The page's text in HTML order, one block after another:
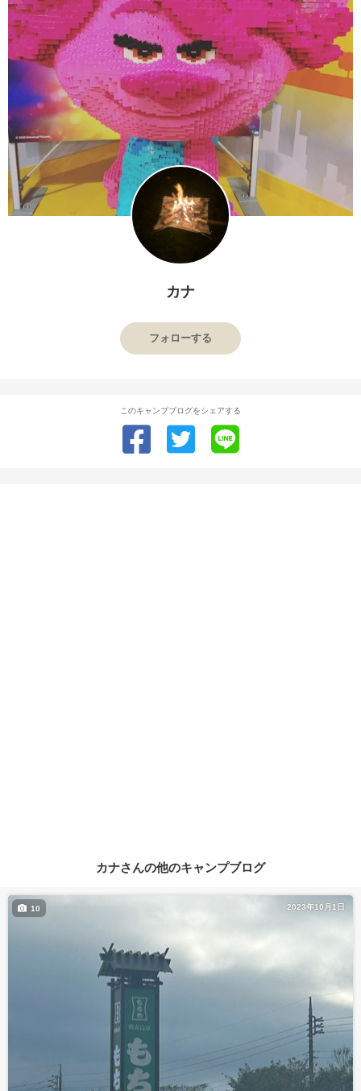
カナ
フォローする
このキャンプブログをシェアする
カナさんの他のキャンプブログ
2023年10月1日
10